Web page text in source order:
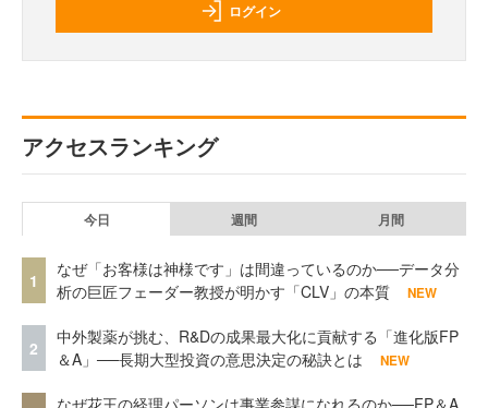
ログイン
アクセスランキング
今日 週間 月間
1
なぜ「お客様は神様です」は間違っているのか──データ分
析の巨匠フェーダー教授が明かす「CLV」の本質
NEW
2
中外製薬が挑む、R&Dの成果最大化に貢献する「進化版FP
＆A」──長期大型投資の意思決定の秘訣とは
NEW